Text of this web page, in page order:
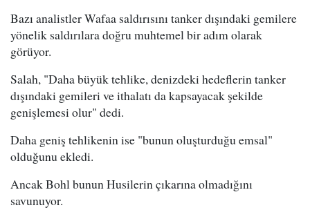
Bazı analistler Wafaa saldırısını tanker dışındaki gemilere
yönelik saldırılara doğru muhtemel bir adım olarak
görüyor.
Salah, "Daha büyük tehlike, denizdeki hedeflerin tanker
dışındaki gemileri ve ithalatı da kapsayacak şekilde
genişlemesi olur" dedi.
Daha geniş tehlikenin ise "bunun oluşturduğu emsal"
olduğunu ekledi.
Ancak Bohl bunun Husilerin çıkarına olmadığını
savunuyor.